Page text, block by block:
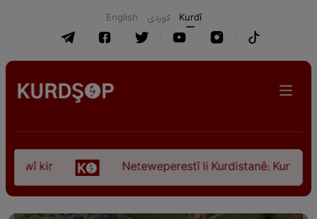
English كوردی Kurdî
kir Neteweperestî li Kurdistanê: Kurteya